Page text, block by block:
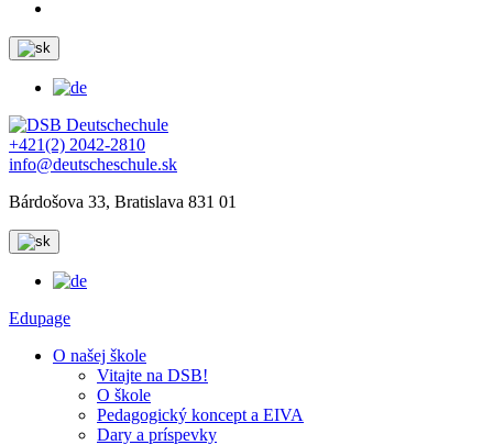
+421(2) 2042-2810
info@deutscheschule.sk
Bárdošova 33, Bratislava 831 01
Edupage
O našej škole
Vitajte na DSB!
O škole
Pedagogický koncept a EIVA
Dary a príspevky